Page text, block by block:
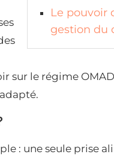
Le pouvoir
gestion du
sur le régime
: une seule prise